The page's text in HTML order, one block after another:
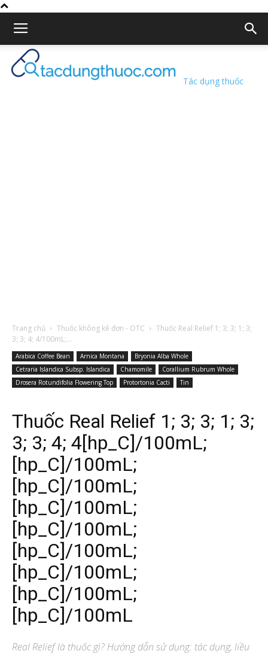
Tác dụng thuốc
Trang chủ Thuốc không kê đơn - OTC
Thuốc Real Relief 1; 3; 3; 1; 3;
3; 3; 4; 4/100mL;...
Arabica Coffee Bean Arnica Montana
Bryonia Alba Whole
Cetraria Islandica Subsp. Islandica
Chamomile
Corallium Rubrum Whole
Drosera Rotundifolia Flowering Top
Protortonia Cacti Tin
Thuốc Real Relief 1; 3; 3; 1; 3;
3; 3; 4; 4[hp_C]/100mL;
[hp_C]/100mL;
[hp_C]/100mL;
[hp_C]/100mL;
[hp_C]/100mL;
[hp_C]/100mL;
[hp_C]/100mL;
[hp_C]/100mL;
[hp_C]/100mL
Real Relieflà thuốc gì? Hướng dẫn sử dụng: tác dụng, liều